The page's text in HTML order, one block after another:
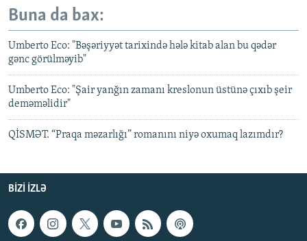
Buna da bax:
Umberto Eco: "Bəşəriyyət tarixində hələ kitab alan bu qədər
gənc görülməyib"
Umberto Eco: "Şair yanğın zamanı kreslonun üstünə çıxıb şeir
deməməlidir"
QİSMƏT. “Praqa məzarlığı” romanını niyə oxumaq lazımdır?
BIZI IZLƏ